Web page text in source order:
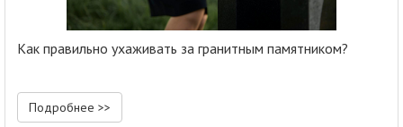
Как правильно ухаживать за гранитным памятником?
Подробнее >>